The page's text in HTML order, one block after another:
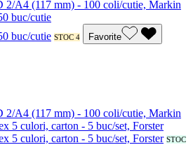
buc/cutie STOC 4 Favorite
5 culori, carton - 5 buc/set, Forster STOC